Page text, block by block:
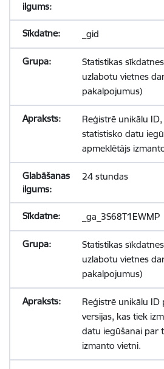
_gid
Statistikas
uzlabotu vietnes
pakalpojumus)
Reģistrē unikālu
statistisko datu
apmeklētājs
24 stundas
_ga_3S68T1EWMP
Statistikas
uzlabotu vietnes
pakalpojumus)
Reģistrē unikālu ID
versijas, kas tiek
datu iegūšanai par
izmanto vietni.